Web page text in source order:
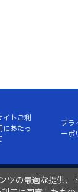
イトご利
にあたっ
プラ
ーポ
の最適な提供、